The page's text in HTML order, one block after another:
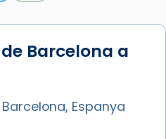
Barcelona a
Espanya